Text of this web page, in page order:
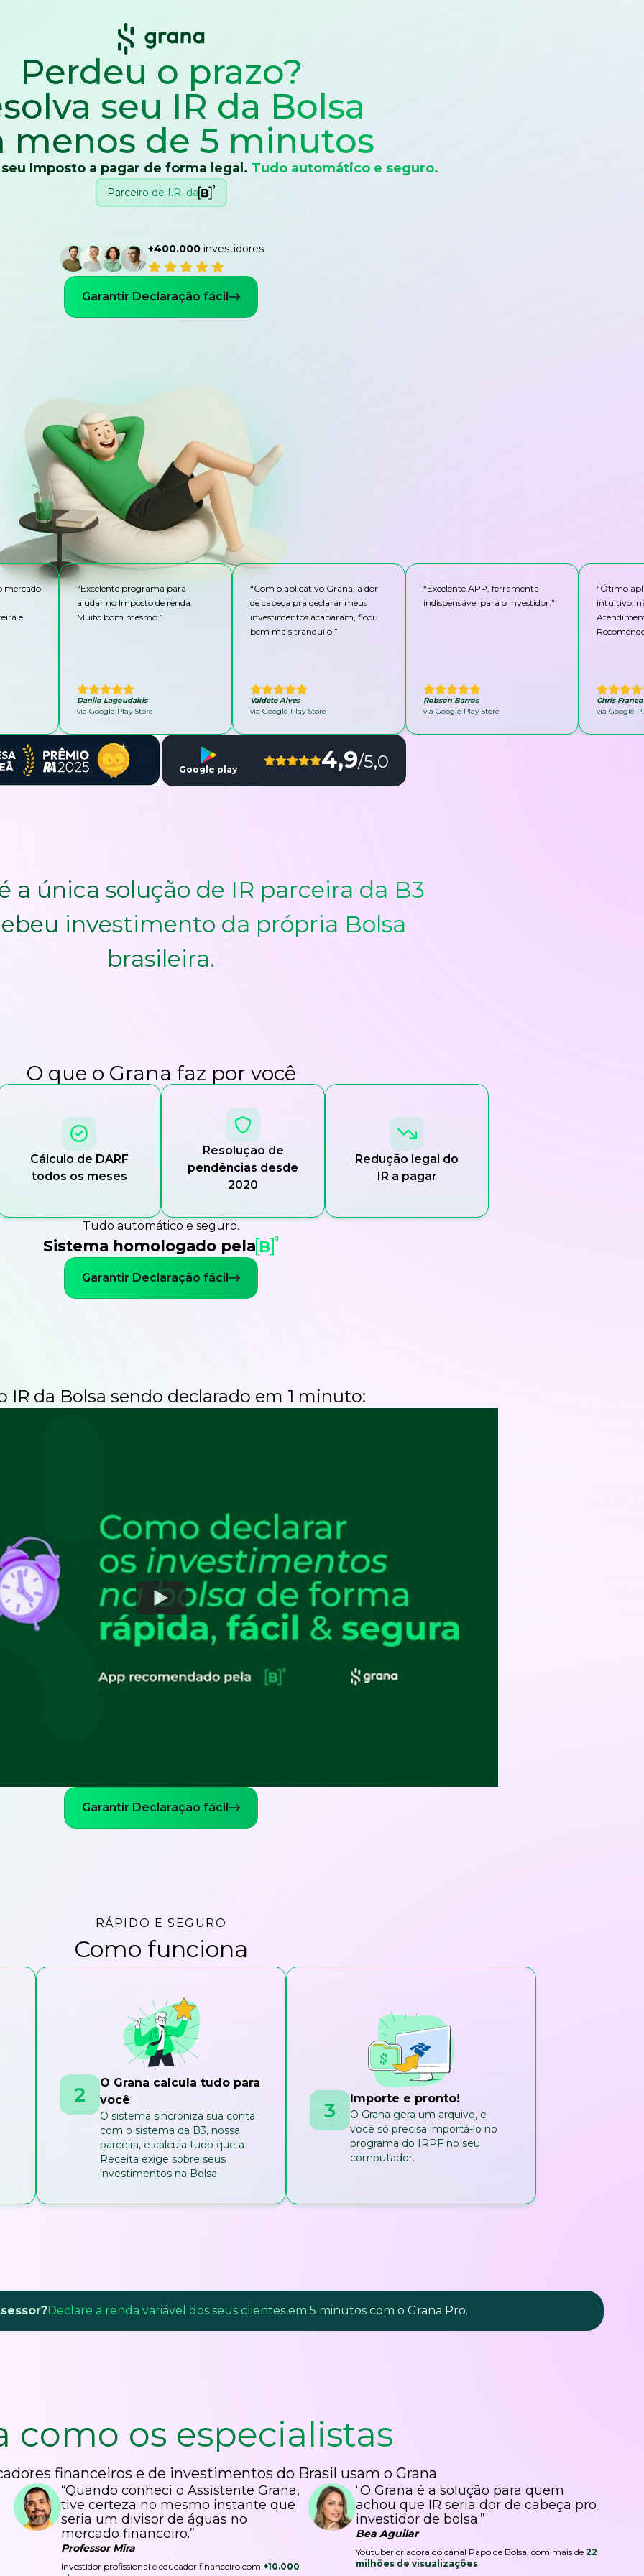
Perdeu o prazo?
seu IR da Bolsa
menos de 5 minutos
Imposto a pagar de forma legal. Tudo automático e seguro.
Parceiro de I.R. da
+400.000investidores
Garantir Declaração fácil
mercado
e
“Excelente programa para
ajudar no Imposto de renda.
Muito bom mesmo.”
Danilo Lagoudakis
via Google Play Store
“Com o aplicativo Grana, a dor
de cabeça pra declarar meus
investimentos acabaram, ficou
bem mais tranquilo.”
Valdete Alves
via Google Play Store
“Excelente APP, ferramenta
indispensável para o investidor.”
Robson Barros
via Google Play Store
“Ótimo
intuitivo,
Chris Franco
via Google
Google play 4,9/5,0
a única solução de IR parceira da B3
investimento da própria Bolsa
brasileira.
O que o Grana faz por você
Cálculo de DARF
todos os meses
Resolução de
pendências desde
2020
Redução legal do
IR a pagar
Tudo automático e seguro.
Sistema homologado pela
Garantir Declaração fácil
IR da Bolsa sendo declarado em 1 minuto:
Watch
Garantir Declaração fácil
RÁPIDO E SEGURO
Como funciona
2
O Grana calcula tudo para
você
O sistema sincroniza sua conta
com o sistema da B3, nossa
parceira, e calcula tudo que a
Receita exige sobre seus
investimentos na Bolsa.
3 Importe e pronto!
O Grana gera um arquivo, e
você só precisa importá-lo no
programa do IRPF no seu
computador.
Declare a renda variável dos seus clientes em 5 minutos com o Grana Pro.
como os especialistas
financeiros e de investimentos do Brasil usam o Grana
“Quando conheci o Assistente Grana,
tive certeza no mesmo instante que
seria um divisor de águas no
mercado financeiro.”
Professor Mira
Investidor profissional e educador financeiro com +10.000
“O Grana é a solução para quem
achou que IR seria dor de cabeça pro
investidor de bolsa.”
Bea Aguilar
Youtuber criadora do canal Papo de Bolsa, com mais de 22
milhões de visualizações